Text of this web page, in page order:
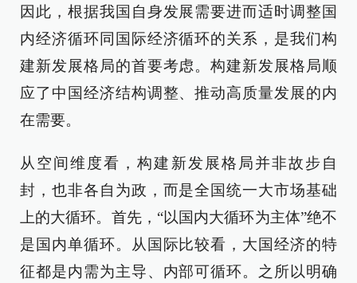
因此，根据我国自身发展需要进而适时调整国
内经济循环同国际经济循环的关系，是我们构
建新发展格局的首要考虑。构建新发展格局顺
应了中国经济结构调整、推动高质量发展的内
在需要。
从空间维度看，构建新发展格局并非故步自
封，也非各自为政，而是全国统一大市场基础
上的大循环。首先，“以国内大循环为主体”绝不
是国内单循环。从国际比较看，大国经济的特
征都是内需为主导、内部可循环。之所以明确